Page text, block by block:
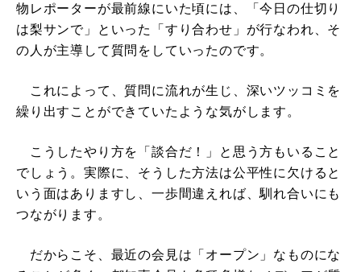
物レポーターが最前線にいた頃には、「今日の仕切り
は梨サンで」といった「すり合わせ」が行なわれ、そ
の人が主導して質問をしていったのです。
これによって、質問に流れが生じ、深いツッコミを
繰り出すことができていたような気がします。
こうしたやり方を「談合だ！」と思う方もいること
でしょう。実際に、そうした方法は公平性に欠けると
いう面はありますし、一歩間違えれば、馴れ合いにも
つながります。
だからこそ、最近の会見は「オープン」なものにな